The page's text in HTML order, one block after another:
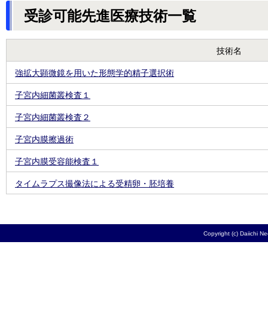
受診可能先進医療技術一覧
技術名
強拡大顕微鏡を用いた形態学的精子選択術
子宮内細菌叢検査１
子宮内細菌叢検査２
子宮内膜擦過術
子宮内膜受容能検査１
タイムラプス撮像法による受精卵・胚培養
Copyright (c) Daiichi